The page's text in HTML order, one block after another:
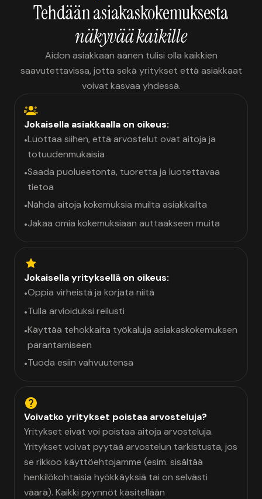
Tehdään asiakaskokemuksesta
näkyvää kaikille
Aidon asiakkaan äänen tulisi olla kaikkien
saavutettavissa, jotta sekä yritykset että asiakkaat
voivat kasvaa yhdessä.
Jokaisella asiakkaalla on oikeus:
•Luottaa siihen, että arvostelut ovat aitoja ja
totuudenmukaisia
•Saada puolueetonta, tuoretta ja luotettavaa
tietoa
•Nähdä aitoja kokemuksia muilta asiakkailta
•Jakaa omia kokemuksiaan auttaakseen muita
Jokaisella yrityksellä on oikeus:
•Oppia virheistä ja korjata niitä
•Tulla arvioiduksi reilusti
•Käyttää tehokkaita työkaluja asiakaskokemuksen
parantamiseen
•Tuoda esiin vahvuutensa
Voivatko yritykset poistaa arvosteluja?
Yritykset eivät voi poistaa aitoja arvosteluja.
Yritykset voivat pyytää arvostelun tarkistusta, jos
se rikkoo käyttöehtojamme (esim. sisältää
henkilökohtaisia hyökkäyksiä tai on selvästi
väärä). Kaikki pyynnöt käsitellään